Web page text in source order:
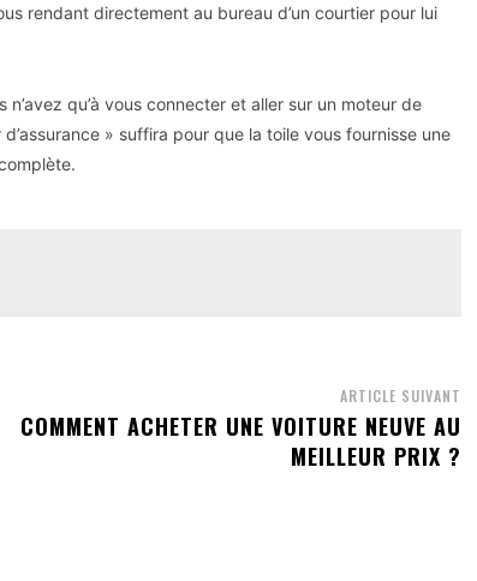
rendant directement au bureau d’un courtier pour lui
qu’à vous connecter et aller sur un moteur de
» suffira pour que la toile vous fournisse une
ARTICLE SUIVANT
COMMENT ACHETER UNE VOITURE NEUVE AU
MEILLEUR PRIX ?